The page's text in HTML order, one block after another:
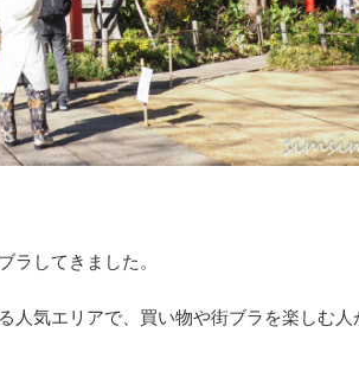
ラしてきました。
人気エリアで、買い物や街ブラを楽しむ人